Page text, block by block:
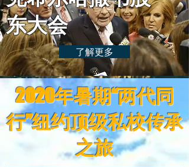
东大会
了解更多
2020年暑期“两代同
行”纽约顶级私校传承
之旅